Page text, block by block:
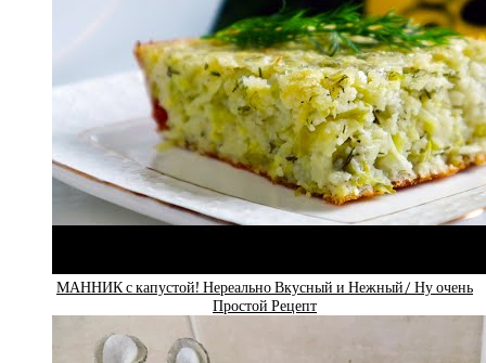
МАННИК с капустой! Нереально Вкусный и Нежный/ Ну очень
Простой Рецепт